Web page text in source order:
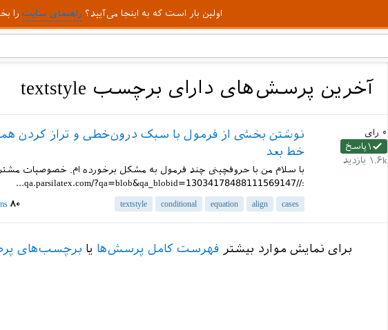
اولین بار است که به اینجا می‌آیید؟ راهنمای سایت را
آخرین پرسش‌های دارای برچسب textstyle
۰ رای
۱ پاسخ
۱.۶k بازدید
نوشتن بخشی از فرمول با سبک درون‌خطی و تراز کردن
خط بعد
با سلام من با حروفچینی چند فرمول به مشکل برخورده ام. خصوصیات
://qa.parsilatex.com/?qa=blob&qa_blobid=13034178488111569147...
cases
align
equation
conditional
textstyle ۸۰
برای نمایش موارد بیشتر فهرست کامل پرسش‌ها یا برچسب‌های